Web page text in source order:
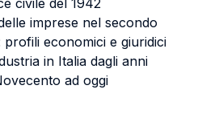
civile del 1942
imprese nel secondo
economici e giuridici
in Italia dagli anni
ad oggi